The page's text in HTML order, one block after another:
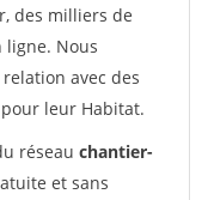
des milliers de
ligne. Nous
avec des
leur Habitat.
réseau chantier-
et sans